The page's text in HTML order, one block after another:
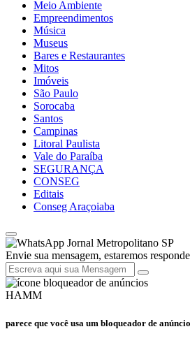
Meio Ambiente
Empreendimentos
Música
Museus
Bares e Restaurantes
Mitos
Imóveis
São Paulo
Sorocaba
Santos
Campinas
Litoral Paulista
Vale do Paraíba
SEGURANÇA
CONSEG
Editais
Conseg Araçoiaba
Jornal Metropolitano SP
Envie sua mensagem, estaremos
HAMM
parece que você usa um bloqueador de